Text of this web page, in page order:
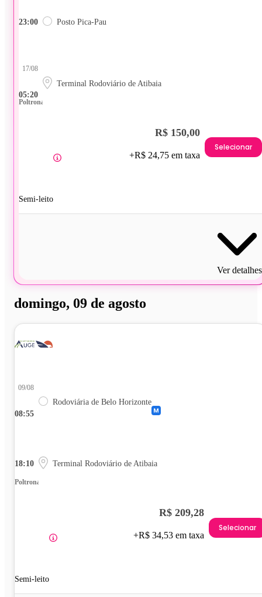
23:00 Posto Pica-Pau
05:20
17/08
Terminal Rodoviário de Atibaia
Poltrona
Semi-leito
R$ 150,00
+R$ 24,75 em taxa
Selecionar
Ver detalhes
domingo, 09 de agosto
08:55
09/08
Rodoviária de Belo Horizonte
18:10 Terminal Rodoviário de Atibaia
Poltrona
Semi-leito
R$ 209,28
+R$ 34,53 em taxa
Selecionar